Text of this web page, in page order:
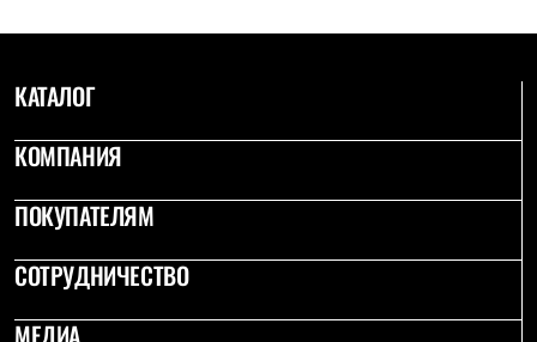
КАТАЛОГ
КОМПАНИЯ
ПОКУПАТЕЛЯМ
СОТРУДНИЧЕСТВО